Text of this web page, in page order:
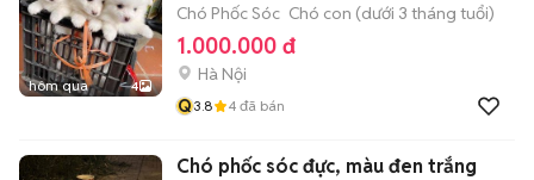
hôm qua 4
Chó Phốc Sóc Chó con (dưới 3 tháng tuổi)
1.000.000 đ
Hà Nội
Q3.8 4 đã bán
Chó phốc sóc đực, màu đen trắng